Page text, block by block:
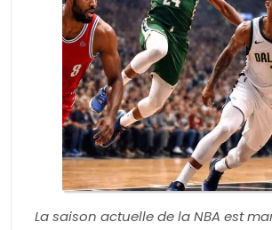
La saison actuelle de la NBA est marquée par une